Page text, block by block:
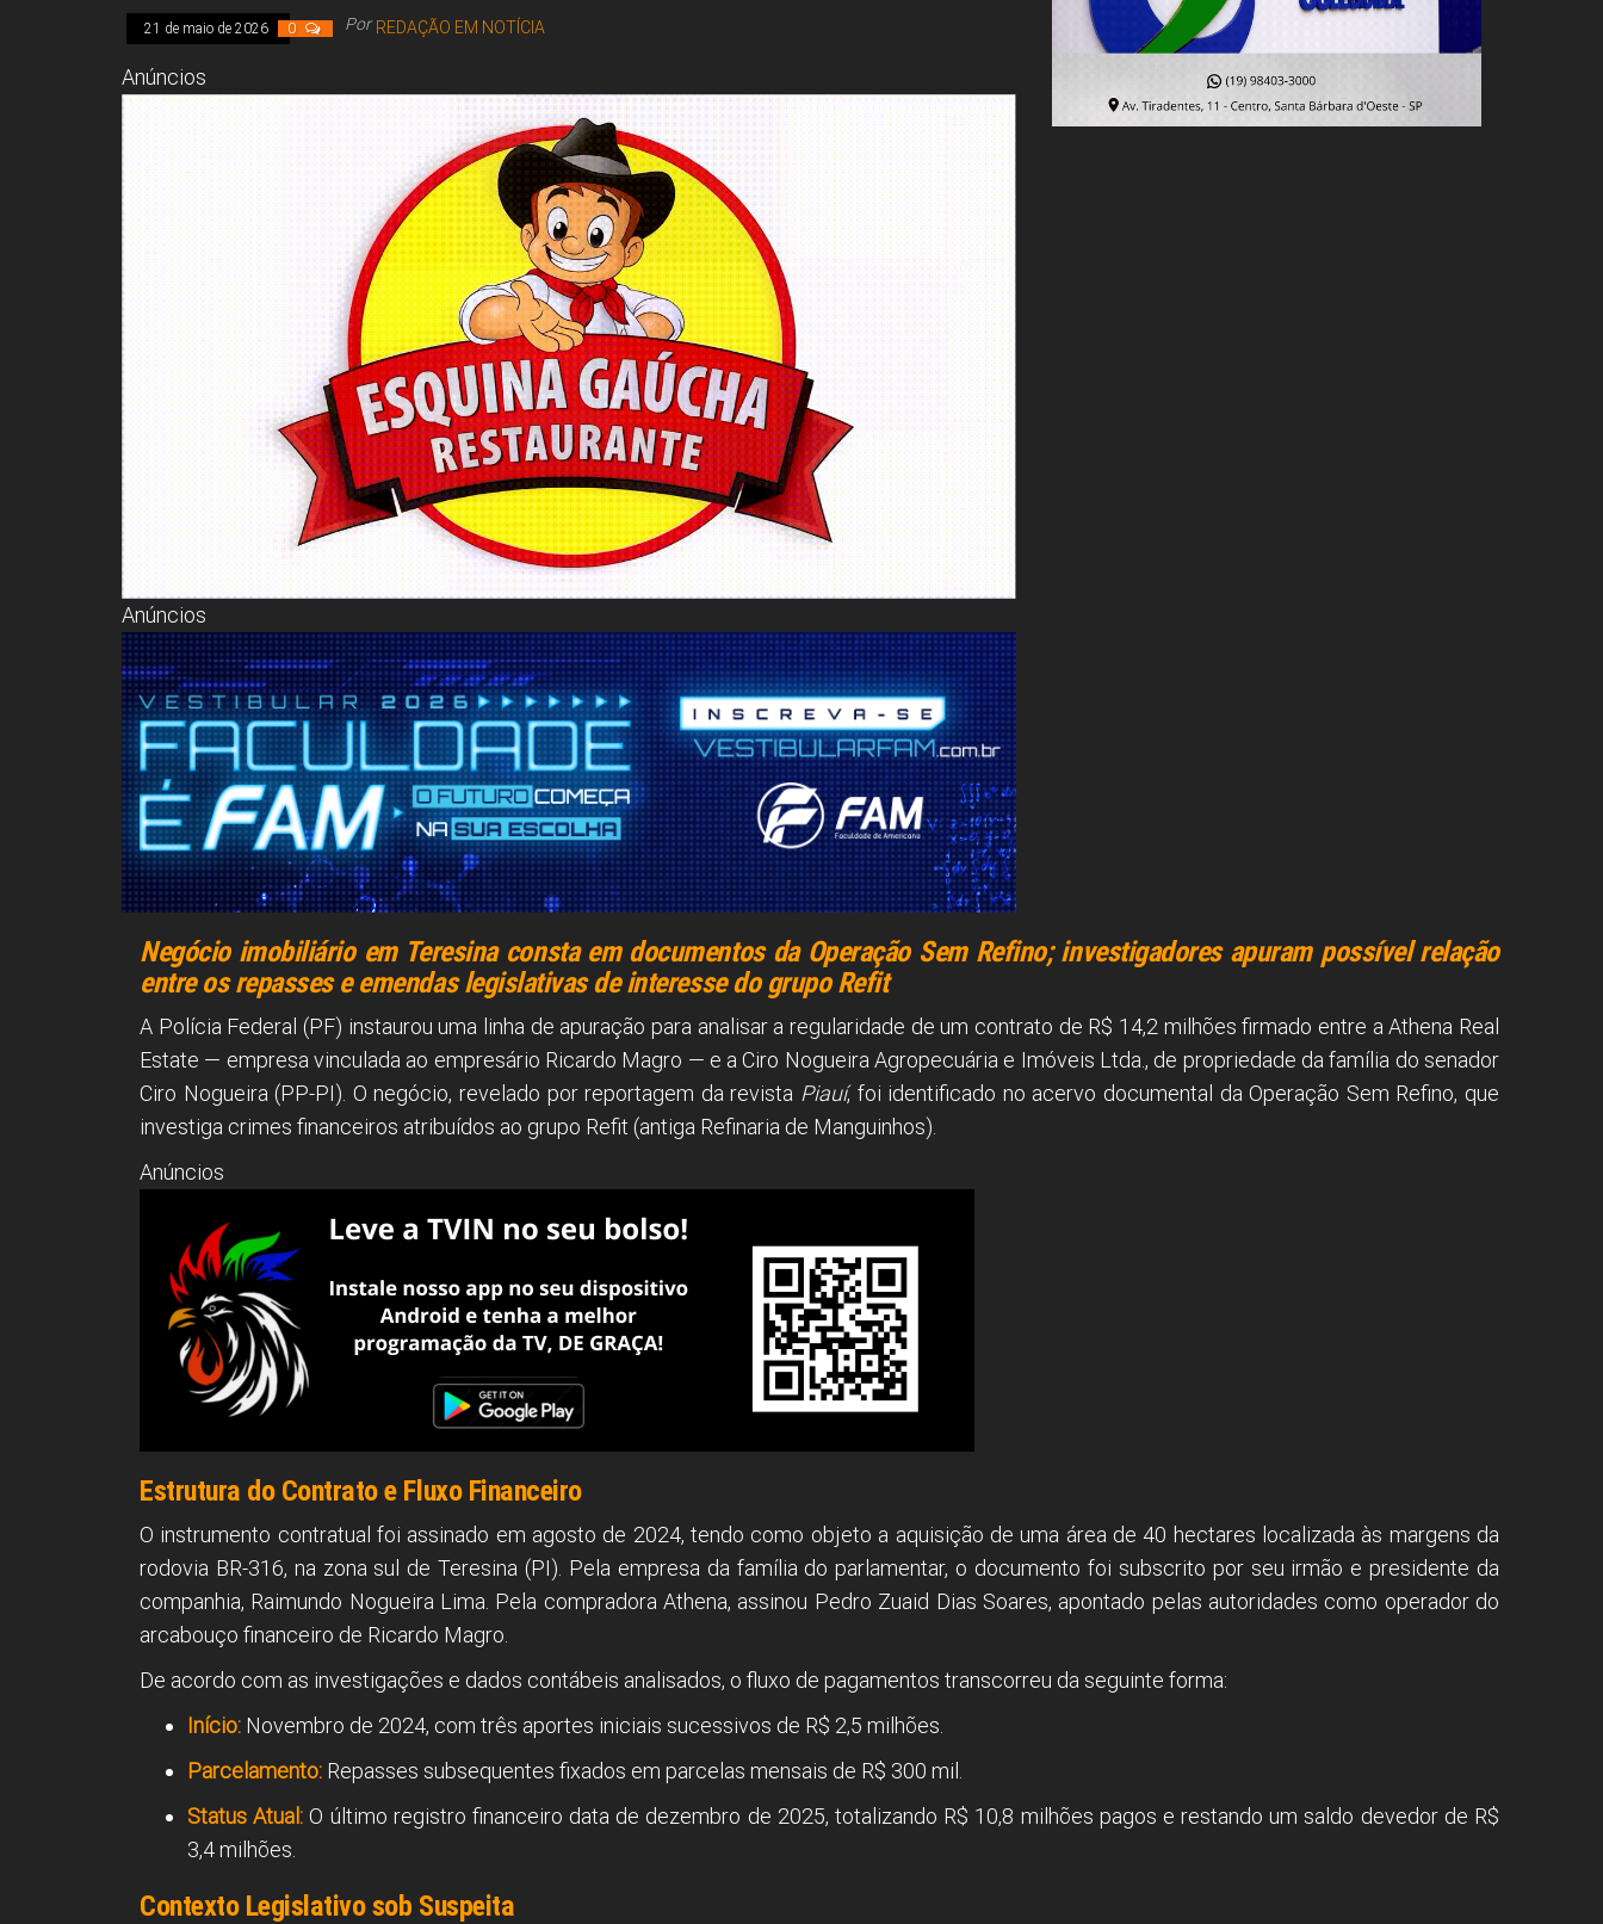
Senado, São Paulo,
Rio de Janeiro,
Brasília, Nordeste,
Norte, Centro-
Oeste, Sul, Sudeste,
Gastronomia,
Vinhos, Bebidas,
Cervejas, Comida,
Receitas, Chef, RH,
Emprego,
Empreendedorismo,
Negócios,
Oportunidades,
21 de maio de 2026 0 Por REDAÇÃO EM NOTÍCIA
Anúncios
Anúncios
Negócio imobiliário em Teresina consta em documentos da Operação Sem Refino; investigadores apuram possível relação
entre os repasses e emendas legislativas de interesse do grupo Refit
A Polícia Federal (PF) instaurou uma linha de apuração para analisar a regularidade de um contrato de R$ 14,2 milhões firmado entre a Athena Real
Estate — empresa vinculada ao empresário Ricardo Magro — e a Ciro Nogueira Agropecuária e Imóveis Ltda., de propriedade da família do senador
Ciro Nogueira (PP-PI). O negócio, revelado por reportagem da revista Piauí, foi identificado no acervo documental da Operação Sem Refino, que
investiga crimes financeiros atribuídos ao grupo Refit (antiga Refinaria de Manguinhos).
Anúncios
Estrutura do Contrato e Fluxo Financeiro
O instrumento contratual foi assinado em agosto de 2024, tendo como objeto a aquisição de uma área de 40 hectares localizada às margens da
rodovia BR-316, na zona sul de Teresina (PI). Pela empresa da família do parlamentar, o documento foi subscrito por seu irmão e presidente da
companhia, Raimundo Nogueira Lima. Pela compradora Athena, assinou Pedro Zuaid Dias Soares, apontado pelas autoridades como operador do
arcabouço financeiro de Ricardo Magro.
De acordo com as investigações e dados contábeis analisados, o fluxo de pagamentos transcorreu da seguinte forma:
Início: Novembro de 2024, com três aportes iniciais sucessivos de R$ 2,5 milhões.
Parcelamento: Repasses subsequentes fixados em parcelas mensais de R$ 300 mil.
Status Atual: O último registro financeiro data de dezembro de 2025, totalizando R$ 10,8 milhões pagos e restando um saldo devedor de R$
3,4 milhões.
Contexto Legislativo sob Suspeita